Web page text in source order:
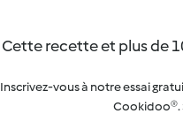
Cette recette et plus de
Inscrivez-vous à notre essai
Cookidoo®.